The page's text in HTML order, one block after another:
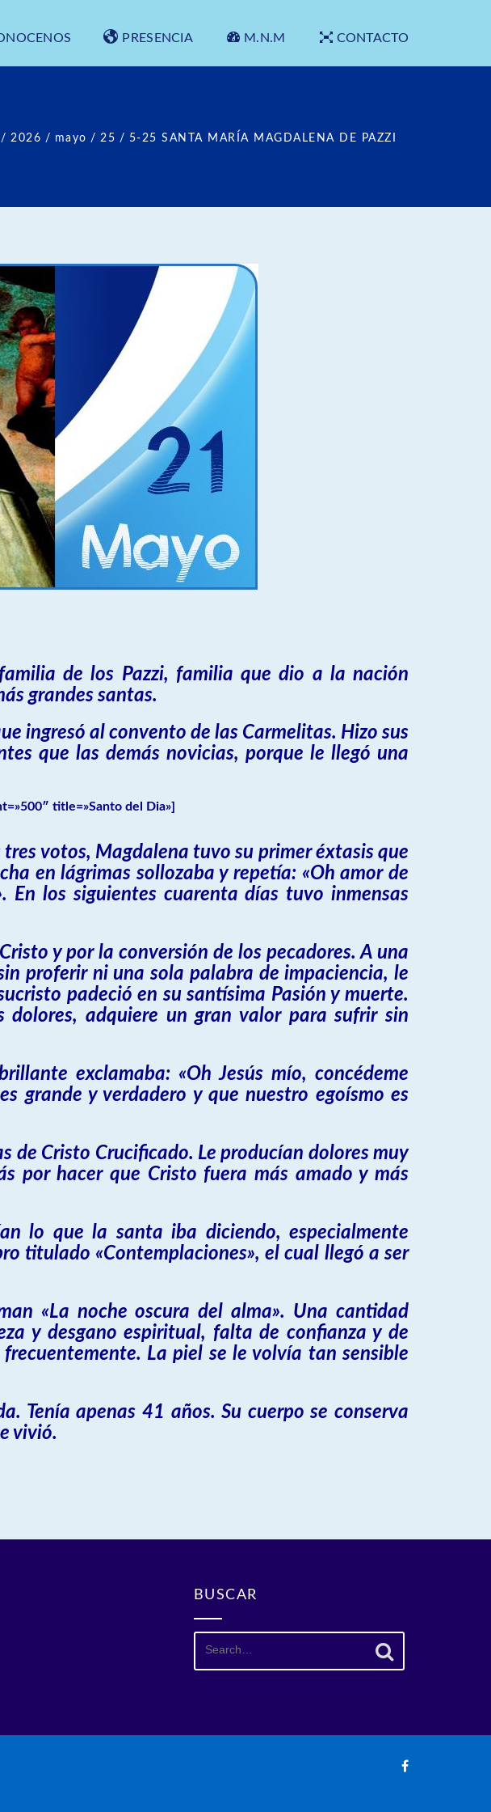
PRESENCIA M.N.M CONTACTO
/ 2026 / mayo / 25 / 5-25 SANTA MARÍA MAGDALENA DE PAZZI
de los Pazzi, familia que dio a la nación
grandes santas.
ingresó al convento de las Carmelitas. Hizo sus
que las demás novicias, porque le llegó una
title=»Santo del Dia»]
votos, Magdalena tuvo su primer éxtasis que
en lágrimas sollozaba y repetía: «Oh amor de
En los siguientes cuarenta días tuvo inmensas
y por la conversión de los pecadores. A una
proferir ni una sola palabra de impaciencia, le
padeció en su santísima Pasión y muerte.
dolores, adquiere un gran valor para sufrir sin
exclamaba: «Oh Jesús mío, concédeme
grande y verdadero y que nuestro egoísmo es
de Cristo Crucificado. Le producían dolores muy
por hacer que Cristo fuera más amado y más
lo que la santa iba diciendo, especialmente
titulado «Contemplaciones», el cual llegó a ser
«La noche oscura del alma». Una cantidad
y desgano espiritual, falta de confianza y de
La piel se le volvía tan sensible
Tenía apenas 41 años. Su cuerpo se conserva
vivió.
BUSCAR
Search